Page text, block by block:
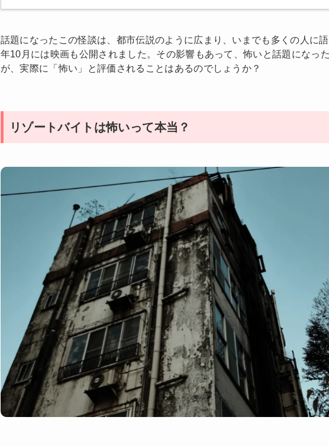
話題になったこの怪談は、都市伝説のように広まり、いまでも多くの人に
年10月には映画も公開されました。その影響もあって、怖いと話題になっ
が、実際に「怖い」と評価されることはあるのでしょうか？
リゾートバイトは怖いって本当？